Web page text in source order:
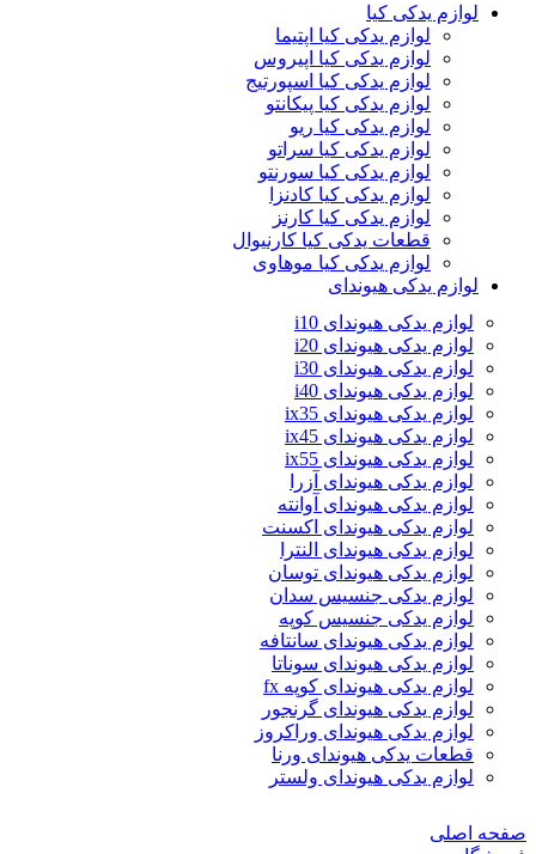
لوازم یدکی کیا
لوازم یدکی کیا اپتیما
لوازم یدکی کیا اپیروس
لوازم یدکی کیا اسپورتیج
لوازم یدکی کیا پیکانتو
لوازم یدکی کیا ریو
لوازم یدکی کیا سراتو
لوازم یدکی کیا سورنتو
لوازم یدکی کیا کادنزا
لوازم یدکی کیا کارنز
قطعات یدکی کیا کارنیوال
لوازم یدکی کیا موهاوی
لوازم یدکی هیوندای
لوازم یدکی هیوندای i10
لوازم یدکی هیوندای i20
لوازم یدکی هیوندای i30
لوازم یدکی هیوندای i40
لوازم یدکی هیوندای ix35
لوازم یدکی هیوندای ix45
لوازم یدکی هیوندای ix55
لوازم یدکی هیوندای آزرا
لوازم یدکی هیوندای آوانته
لوازم یدکی هیوندای اکسنت
لوازم یدکی هیوندای النترا
لوازم یدکی هیوندای توسان
لوازم یدکی جنسیس سدان
لوازم یدکی جنسیس کوپه
لوازم یدکی هیوندای سانتافه
لوازم یدکی هیوندای سوناتا
لوازم یدکی هیوندای کوپه fx
لوازم یدکی هیوندای گرنجور
لوازم یدکی هیوندای وراکروز
قطعات یدکی هیوندای ورنا
لوازم یدکی هیوندای ولستر
صفحه اصلی